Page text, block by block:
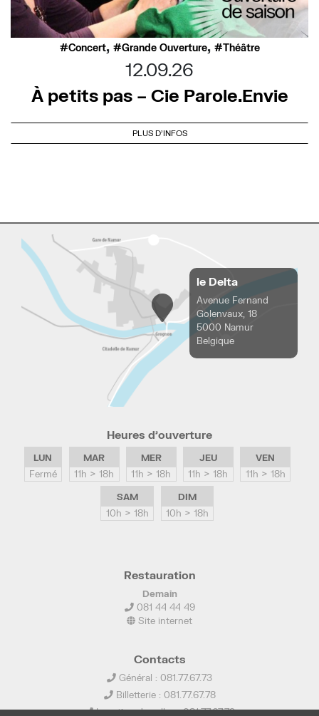
Concert, Grande Ouverture, Théâtre
12.09.26
À petits pas – Cie Parole.Envie
PLUS D'INFOS
le Delta
Avenue Fernand
Golenvaux, 18
5000 Namur
Belgique
Heures d’ouverture
LUN
Fermé
MAR
11h > 18h
MER
11h > 18h
JEU
11h > 18h
VEN
11h > 18h
SAM
10h > 18h
DIM
10h > 18h
Restauration
Demain
081 44 44 49
Site internet
Contacts
Général : 081.77.67.73
Billetterie : 081.77.67.78
Location de salles : 081.77.67.79